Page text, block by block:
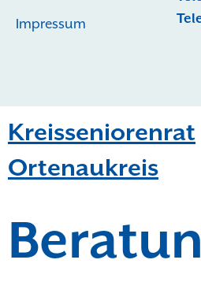
Impressum
Kreisseniorenrat
Ortenaukreis